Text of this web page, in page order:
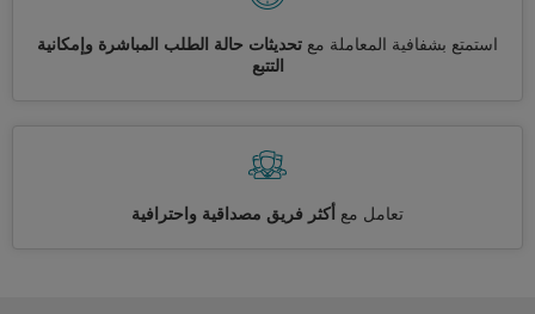
استمتع بشفافية المعاملة مع تحديثات حالة الطلب المباشرة وإمكانية
التتبع
تعامل مع أكثر فريق مصداقية واحترافية